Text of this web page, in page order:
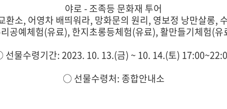
야로 - 조족등 문화재 투어
환소, 어영차 배띄워라, 망화문의 원리, 영보정 낭만살롱,
공예체험(유료), 한지초롱등체험(유료), 활만들기체험(유
물수령기간: 2023. 10. 13.(금) ~ 10. 14.(토)
○ 선물수령처: 종합안내소